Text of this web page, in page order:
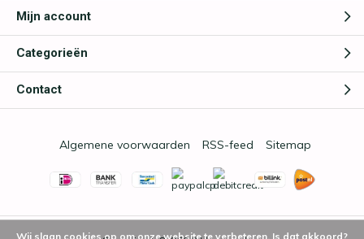
Mijn account
Categorieën
Contact
Algemene voorwaarden RSS-feed Sitemap
Wij slaan cookies op om onze website te verbeteren. Is dat akkoord?